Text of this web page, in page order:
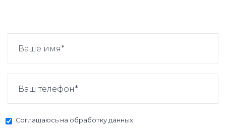
Соглашаюсь на обработку данных